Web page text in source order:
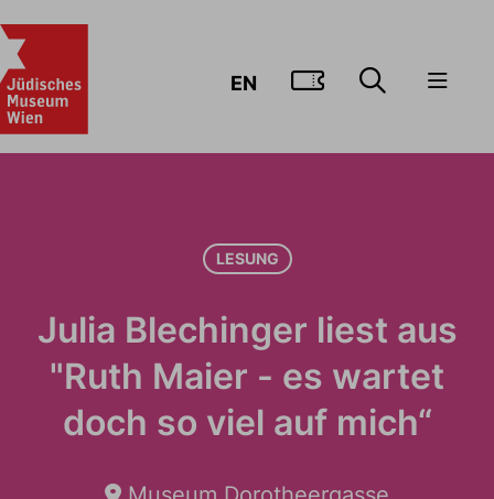
EN ZUM
LESUNG
Julia Blechinger liest aus
"Ruth Maier - es wartet
doch so viel auf mich“